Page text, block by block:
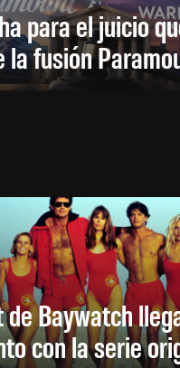
para el juicio
la fusión
de Baywatch
con la serie